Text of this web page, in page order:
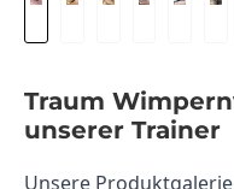
Traum
unserer Trainer
Unsere